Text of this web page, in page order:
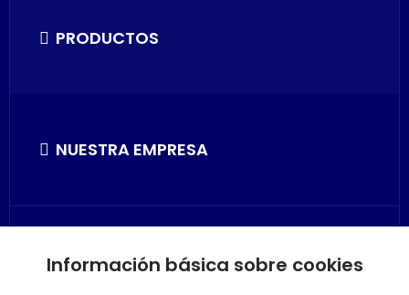
PRODUCTOS
NUESTRA EMPRESA
SU CUENTA
Información básica sobre cookies